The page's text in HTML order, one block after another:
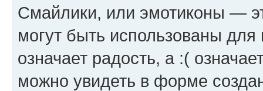
Смайлики, или эмотиконы —
могут быть использованы
означает радость, а :(
можно увидеть в форме